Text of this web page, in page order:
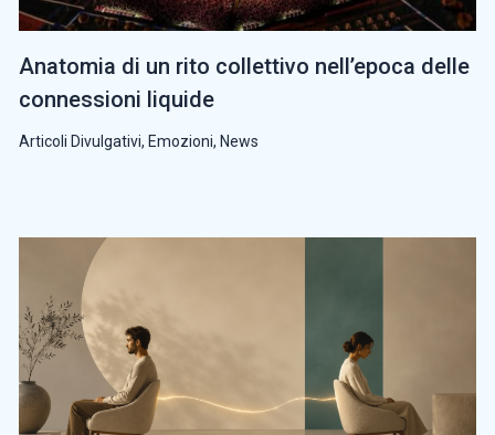
Anatomia di un rito collettivo nell’epoca delle
connessioni liquide
Articoli Divulgativi, Emozioni, News